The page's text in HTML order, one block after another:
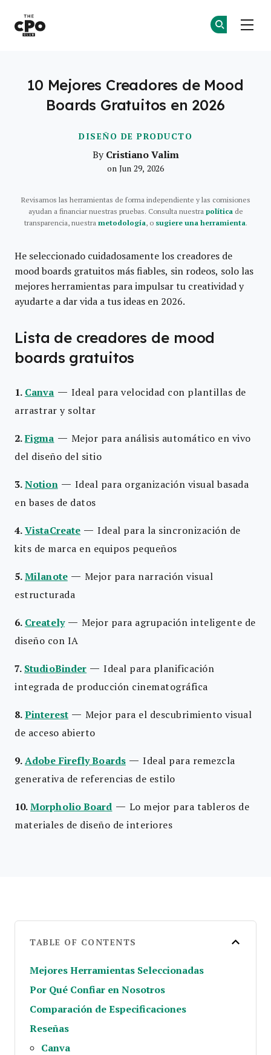
DISEÑO DE PRODUCTO
10 Mejores Creadores de Mood
Boards Gratuitos en 2026
ByCristiano Valim
on Jun 29, 2026
Revisamos las herramientas de forma independiente y las comisiones
ayudan a financiar nuestras pruebas. Consulta nuestra política de
transparencia, nuestra metodología, o sugiere una herramienta.
He seleccionado cuidadosamente los creadores de
mood boards gratuitos más fiables, sin rodeos, solo las
mejores herramientas para impulsar tu creatividad y
ayudarte a dar vida a tus ideas en 2026.
Lista de creadores de mood
boards gratuitos
1. Canva — Ideal para velocidad con plantillas de
arrastrar y soltar
2.Figma — Mejor para análisis automático en vivo
del diseño del sitio
3.Notion — Ideal para organización visual basada
en bases de datos
4.VistaCreate —Ideal para la sincronización de
kits de marca en equipos pequeños
5.Milanote — Mejor para narración visual
estructurada
6. Creately — Mejor para agrupación inteligente de
diseño con IA
7. StudioBinder —Ideal para planificación
integrada de producción cinematográfica
8.Pinterest — Mejor para el descubrimiento visual
de acceso abierto
9.Adobe Firefly Boards — Ideal para remezcla
generativa de referencias de estilo
10.Morpholio Board — Lo mejor para tableros de
materiales de diseño de interiores
TABLE OF CONTENTS
Mejores Herramientas Seleccionadas
Por Qué Confiar en Nosotros
Comparación de Especificaciones
Reseñas
Canva